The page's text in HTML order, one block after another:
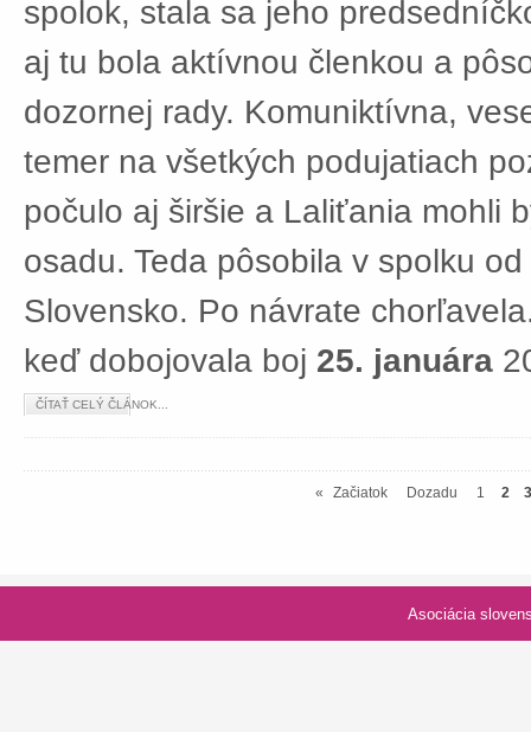
spolok, stala sa jeho
aj tu bola aktívnou členkou a
dozornej rady. Komuniktívna,
temer na všetkých podujatiach
počulo aj širšie a Laliťania mohli
osadu. Teda pôsobila v spolku
Slovensko. Po návrate
keď dobojovala boj 25. januára
ČÍTAŤ CELÝ ČLÁNOK...
« Začiatok Dozadu 1 2 3
Asociácia slovenských